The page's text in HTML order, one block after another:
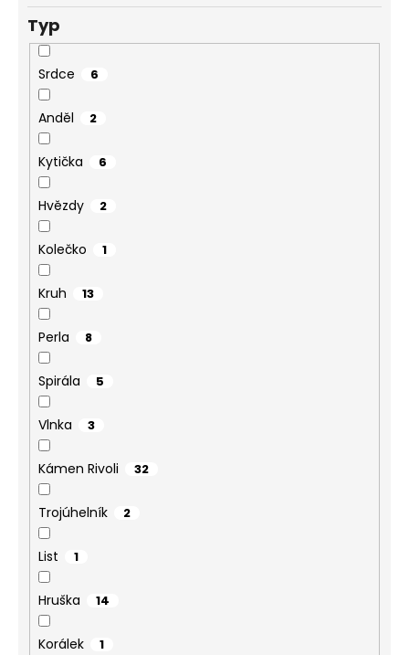
Typ
Srdce 6
Anděl 2
Kytička 6
Hvězdy 2
Kolečko 1
Kruh 13
Perla 8
Spirála 5
Vlnka 3
Kámen Rivoli 32
Trojúhelník 2
List 1
Hruška 14
Korálek 1